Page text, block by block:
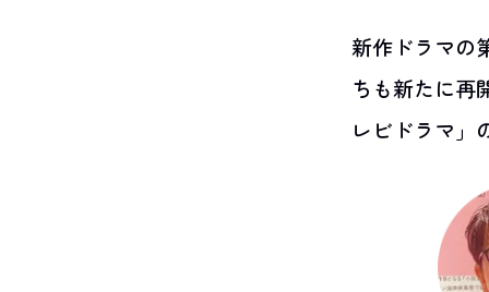
新作ドラマの
ちも新たに再
レビドラマ」